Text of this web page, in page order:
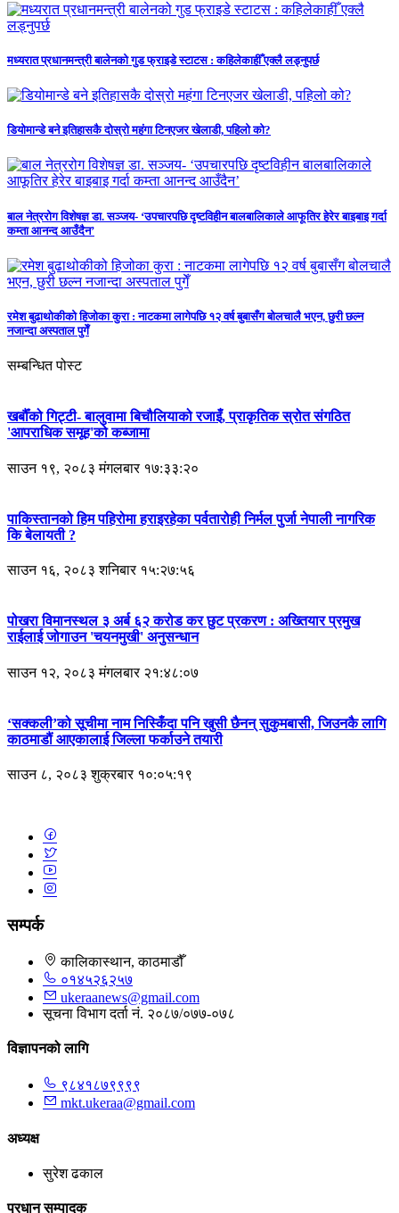
मध्यरात प्रधानमन्त्री बालेनको गुड फ्राइडे स्टाटस : कहिलेकाहीँ एक्लै लड्नुपर्छ
डियोमान्डे बने इतिहासकै दोस्रो महंगा टिनएजर खेलाडी, पहिलो को?
बाल नेत्ररोग विशेषज्ञ डा. सञ्जय- ‘उपचारपछि दृष्टविहीन बालबालिकाले आफूतिर हेरेर बाइबाइ गर्दा
कम्ता आनन्द आउँदैन’
रमेश बुढाथोकीको हिजोका कुरा : नाटकमा लागेपछि १२ वर्ष बुबासँग बोलचालै भएन, छुरी छल्न
नजान्दा अस्पताल पुगेँ
सम्बन्धित पोस्ट
खर्बौँको गिट्टी- बालुवामा बिचौलियाको रजाइँ, प्राकृतिक स्रोत संगठित
'आपराधिक समूह'को कब्जामा
साउन १९, २०८३ मंगलबार १७:३३:२०
पाकिस्तानको हिम पहिरोमा हराइरहेका पर्वतारोही निर्मल पुर्जा नेपाली नागरिक
कि बेलायती ?
साउन १६, २०८३ शनिबार १५:२७:५६
पोखरा विमानस्थल ३ अर्ब ६२ करोड कर छुट प्रकरण : अख्तियार प्रमुख
राईलाई जोगाउन 'चयनमुखी' अनुसन्धान
साउन १२, २०८३ मंगलबार २१:४८:०७
‘सक्कली’को सूचीमा नाम निस्किँदा पनि खुसी छैनन् सुकुमबासी, जिउनकै लागि
काठमाडौं आएकालाई जिल्ला फर्काउने तयारी
साउन ८, २०८३ शुक्रबार १०:०५:१९
सम्पर्क
कालिकास्थान, काठमाडौँ
०१४५२६२५७
ukeraanews@gmail.com
सूचना विभाग दर्ता नं. २०८७/०७७-०७८
विज्ञापनको लागि
९८४१८७९९९९
mkt.ukeraa@gmail.com
अध्यक्ष
सुरेश ढकाल
प्रधान सम्पादक